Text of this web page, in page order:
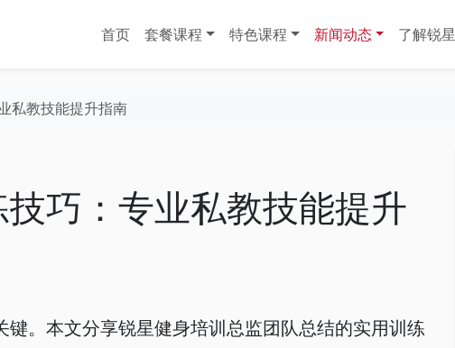
首页
套餐课程 特色课程 新闻动态 了解锐星
私教技能提升指南
巧：专业私教技能提升
。本文分享锐星健身培训总监团队总结的实用训练